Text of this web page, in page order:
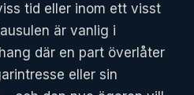
tid eller inom ett visst
är vanlig i
där en part överlåter
eller sin